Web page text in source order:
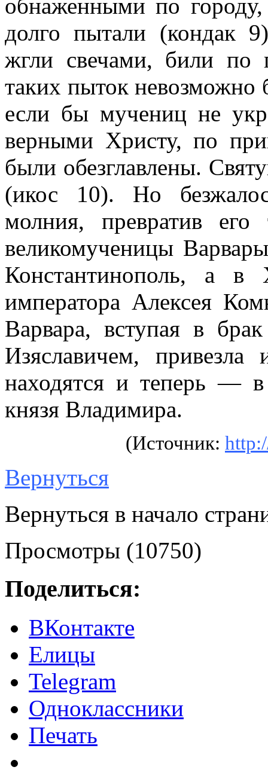
обнаженными по
долго пытали (кондак
жгли свечами, били по
таких пыток невозможно
если бы мучениц не
верными Христу, по
были обезглавлены.
(икос 10). Но
молния, превратив
великомученицы
Константинополь, а в
императора Алексея
Варвара, вступая в
Изяславичем,
находятся и теперь — в
князя Владимира.
(Источник:
Вернуться
Вернуться в начало
Просмотры (10750)
Поделиться:
ВКонтакте
Елицы
Telegram
Одноклассники
Печать